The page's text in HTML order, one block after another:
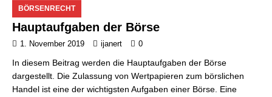
BÖRSENRECHT
Hauptaufgaben der Börse
1. November 2019 ijanert 0
In diesem Beitrag werden die Hauptaufgaben der Börse
dargestellt. Die Zulassung von Wertpapieren zum börslichen
Handel ist eine der wichtigsten Aufgaben einer Börse. Eine